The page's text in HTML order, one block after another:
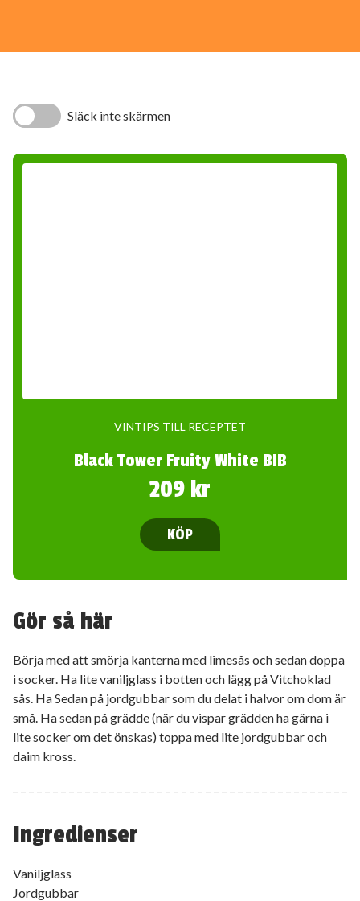
Ingredienser
Vaniljglass
Jordgubbar
Släck inte skärmen
VINTIPS TILL RECEPTET
Black Tower Fruity White BIB
209 kr
KÖP
Gör så här
Börja med att smörja kanterna med limesås och sedan doppa
i socker. Ha lite vaniljglass i botten och lägg på Vitchoklad
sås. Ha Sedan på jordgubbar som du delat i halvor om dom är
små. Ha sedan på grädde (när du vispar grädden ha gärna i
lite socker om det önskas) toppa med lite jordgubbar och
daim kross.